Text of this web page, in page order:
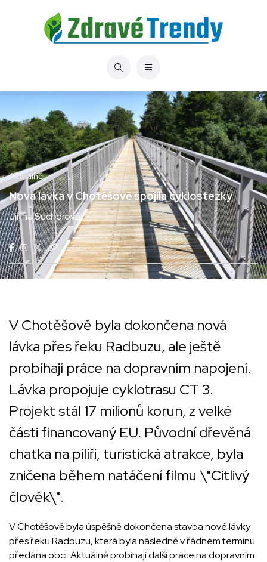
Aktuálně
Nová lávka v Chotěšově spojila cyklostezky
Jiřina Suchorová
V Chotěšově byla dokončena nová
lávka přes řeku Radbuzu, ale ještě
probíhají práce na dopravním napojení.
Lávka propojuje cyklotrasu CT 3.
Projekt stál 17 milionů korun, z velké
části financovaný EU. Původní dřevěná
chatka na pilíři, turistická atrakce, byla
zničena během natáčení filmu \"Citlivý
člověk\".
V Chotěšově byla úspěšně dokončena stavba nové lávky
přes řeku Radbuzu, která byla následně v řádném termínu
předána obci. Aktuálně probíhají další práce na dopravním